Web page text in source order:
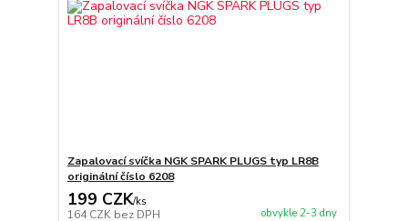
Zapalovací svíčka NGK SPARK PLUGS typ LR8B
originální číslo 6208
199 CZK/ks
164 CZK bez DPH obvykle 2-3 dny